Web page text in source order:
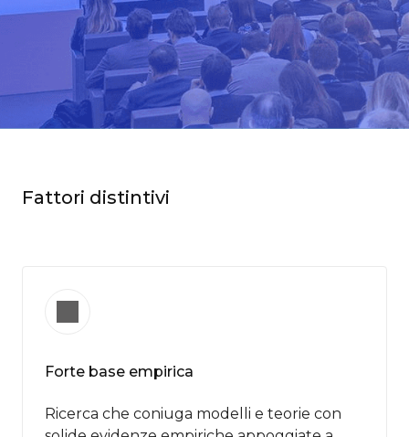
Fattori distintivi
Forte base empirica
Ricerca che coniuga modelli e teorie con